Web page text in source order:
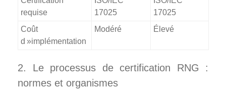
requise
17025
17025
Coût
d »implémentation
Modéré Élevé
2. Le processus de certification RNG :
normes et organismes